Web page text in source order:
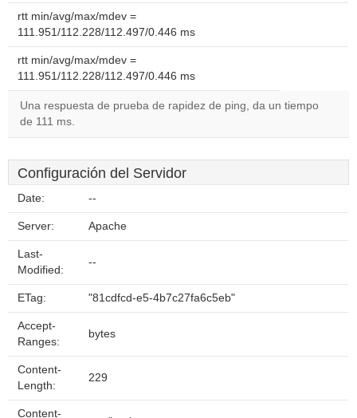
rtt min/avg/max/mdev =
111.951/112.228/112.497/0.446 ms
rtt min/avg/max/mdev =
111.951/112.228/112.497/0.446 ms
Una respuesta de prueba de rapidez de ping, da un tiempo
de 111 ms.
Configuración del Servidor
Date: --
Server: Apache
Last-
Modified:
--
ETag: "81cdfcd-e5-4b7c27fa6c5eb"
Accept-
Ranges:
bytes
Content-
Length:
229
Content-